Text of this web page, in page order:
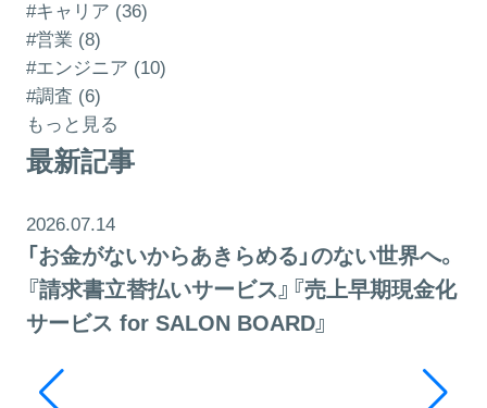
#キャリア (36)
#営業 (8)
#エンジニア (10)
#調査 (6)
もっと見る
最新記事
2026.07.14
「お金がないからあきらめる」のない世界へ。
『請求書立替払いサービス』『売上早期現金化
サービス for SALON BOARD』